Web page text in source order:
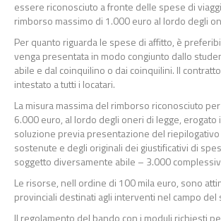
essere riconosciuto a fronte delle spese di
rimborso massimo di 1.000 euro al lordo degli
Per quanto riguarda le spese di affitto, è
venga presentata in modo congiunto dallo
abile e dal coinquilino o dai coinquilini. Il
intestato a tutti i locatari.
La misura massima del rimborso riconosciuto
6.000 euro, al lordo degli oneri di legge, erogato
soluzione previa presentazione del
sostenute e degli originali dei giustificativi di
soggetto diversamente abile – 3.000
Le risorse, nell ordine di 100 mila euro, sono
provinciali destinati agli interventi nel campo del
Il regolamento del bando con i moduli richiesti